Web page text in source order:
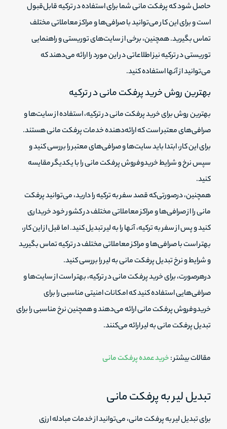
حاصل شود که پرفکت مانی شما برای استفاده در ترکیه قابل‌قبول
است و برای این کار می‌توانید با صرافی‌ها و مراکز معاملاتی مختلف
تماس بگیرید. همچنین، برخی از سایت‌های توریستی و راهنمایی
توریستی در ترکیه نیز اطلاعاتی در این مورد را ارائه می‌دهند که
می‌توانید از آنها استفاده کنید.
بهترین روش خرید پرفکت مانی در ترکیه
بهترین روش برای خرید پرفکت مانی در ترکیه، استفاده از سایت‌ها و
صرافی‌های معتبر است که ارائه‌دهنده خدمات پرفکت مانی هستند.
برای این کار، ابتدا باید سایت‌ها و صرافی‌های معتبر را بررسی کنید و
سپس نرخ و شرایط خریدوفروش پرفکت مانی را با یکدیگر مقایسه
کنید.
همچنین، درصورتی‌که قصد سفر به ترکیه را دارید، می‌توانید پرفکت
مانی را از صرافی‌ها و مراکز معاملاتی مختلف در کشور خود خریداری
کنید و پس از سفر به ترکیه، آنها را به لیر تبدیل کنید. اما قبل از این کار،
بهتر است با صرافی‌ها و مراکز معاملاتی مختلف در ترکیه تماس بگیرید
و شرایط و نرخ تبدیل پرفکت مانی به لیر را بررسی کنید.
درهرصورت، برای خرید پرفکت مانی در ترکیه، بهتر است از سایت‌ها و
صرافی‌هایی استفاده کنید که امکانات امنیتی مناسبی را برای
خریدوفروش پرفکت مانی ارائه می‌دهند و همچنین نرخ مناسبی را برای
تبدیل پرفکت مانی به لیر ارائه می‌کنند.
مقالات بیشتر :خرید عمده پرفکت مانی
تبدیل لیر به پرفکت مانی
برای تبدیل لیر به پرفکت مانی، می‌توانید از خدمات مبادله ارزی